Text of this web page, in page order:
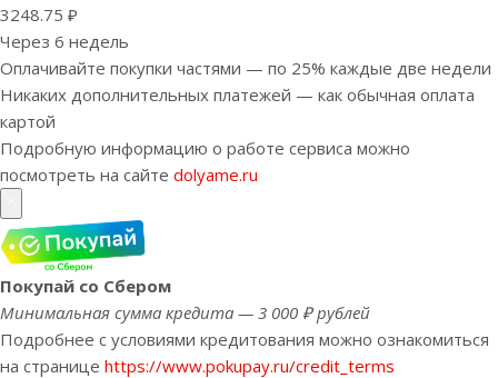
3248.75 ₽
Через 6 недель
Оплачивайте покупки частями — по 25% каждые две недели
Никаких дополнительных платежей — как обычная оплата
картой
Подробную информацию о работе сервиса можно
посмотреть на сайте dolyame.ru
Покупай со Сбером
Минимальная сумма кредита — 3 000 ₽ рублей
Подробнее с условиями кредитования можно ознакомиться
на странице https://www.pokupay.ru/credit_terms